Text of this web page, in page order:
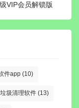
VIP会员解锁版
件app (10)
垃圾清理软件 (13)